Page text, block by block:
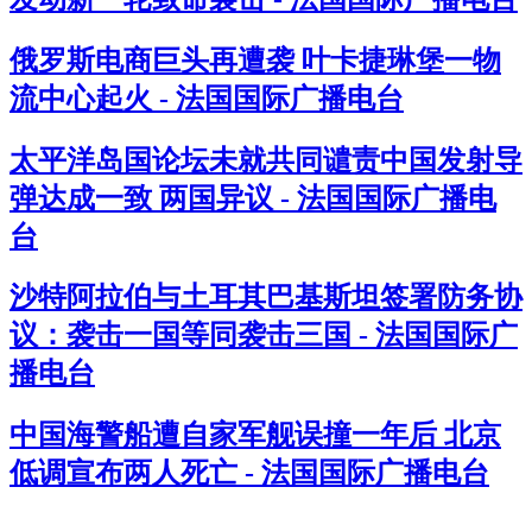
俄罗斯电商巨头再遭袭 叶卡捷琳堡一物
流中心起火 - 法国国际广播电台
太平洋岛国论坛未就共同谴责中国发射导
弹达成一致 两国异议 - 法国国际广播电
台
沙特阿拉伯与土耳其巴基斯坦签署防务协
议：袭击一国等同袭击三国 - 法国国际广
播电台
中国海警船遭自家军舰误撞一年后 北京
低调宣布两人死亡 - 法国国际广播电台